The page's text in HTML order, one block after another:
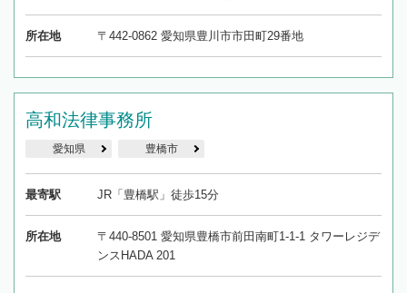
所在地 〒442-0862 愛知県豊川市市田町29番地
高和法律事務所
愛知県 豊橋市
最寄駅 JR「豊橋駅」徒歩15分
所在地
〒440-8501 愛知県豊橋市前田南町1-1-1 タワーレジデ
ンスHADA 201